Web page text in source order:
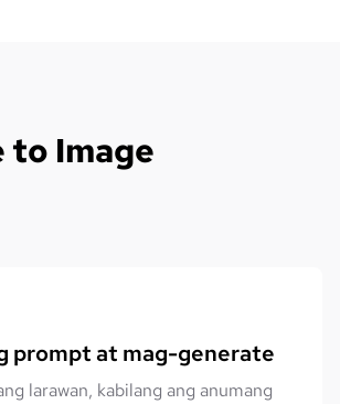
to Image
prompt at mag-generate
larawan, kabilang ang anumang